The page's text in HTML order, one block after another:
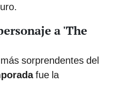
a 'The
sorprendentes del
fue la